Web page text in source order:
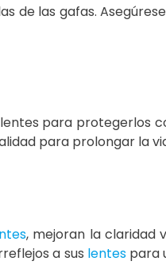
de las gafas.
para protegerlos
para prolongar la
, mejoran la claridad
a sus lentespara